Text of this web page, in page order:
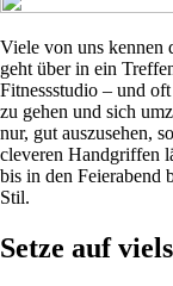
Viele von uns kennen
geht über in ein
Fitnessstudio – und
zu gehen und sich
nur, gut auszusehen,
cleveren Handgriffen
bis in den Feierabend
Stil.
Setze auf